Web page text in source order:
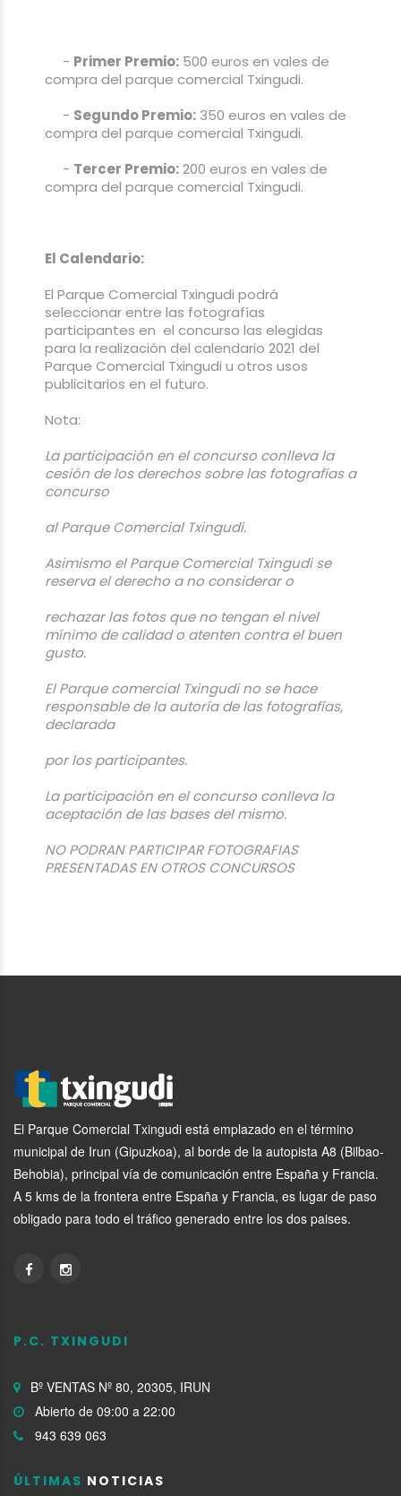
- Primer Premio: 500 euros en vales de
compra del parque comercial Txingudi.
- Segundo Premio: 350 euros en vales de
compra del parque comercial Txingudi.
- Tercer Premio:200 euros en vales de
compra del parque comercial Txingudi.
El Calendario:
El Parque Comercial Txingudi podrá
seleccionar entre las fotografías
participantes en el concurso las elegidas
para la realización del calendario 2021 del
Parque Comercial Txingudi u otros usos
publicitarios en el futuro.
Nota:
La participación en el concurso conlleva la
cesión de los derechos sobre las fotografías a
concurso
al Parque Comercial Txingudi.
Asimismo el Parque Comercial Txingudi se
reserva el derecho a no considerar o
rechazar las fotos que no tengan el nivel
mínimo de calidad o atenten contra el buen
gusto.
El Parque comercial Txingudi no se hace
responsable de la autoría de las fotografías,
declarada
por los participantes.
La participación en el concurso conlleva la
aceptación de las bases del mismo.
NO PODRAN PARTICIPAR FOTOGRAFIAS
PRESENTADAS EN OTROS CONCURSOS
El Parque Comercial Txingudi está emplazado en el término
municipal de Irun (Gipuzkoa), al borde de la autopista A8 (Bilbao-
Behobia), principal vía de comunicación entre España y Francia.
A 5 kms de la frontera entre España y Francia, es lugar de paso
obligado para todo el tráfico generado entre los dos paises.
P.C. TXINGUDI
Bº VENTAS Nº 80, 20305, IRUN
Abierto de 09:00 a 22:00
943 639 063
ÚLTIMAS NOTICIAS